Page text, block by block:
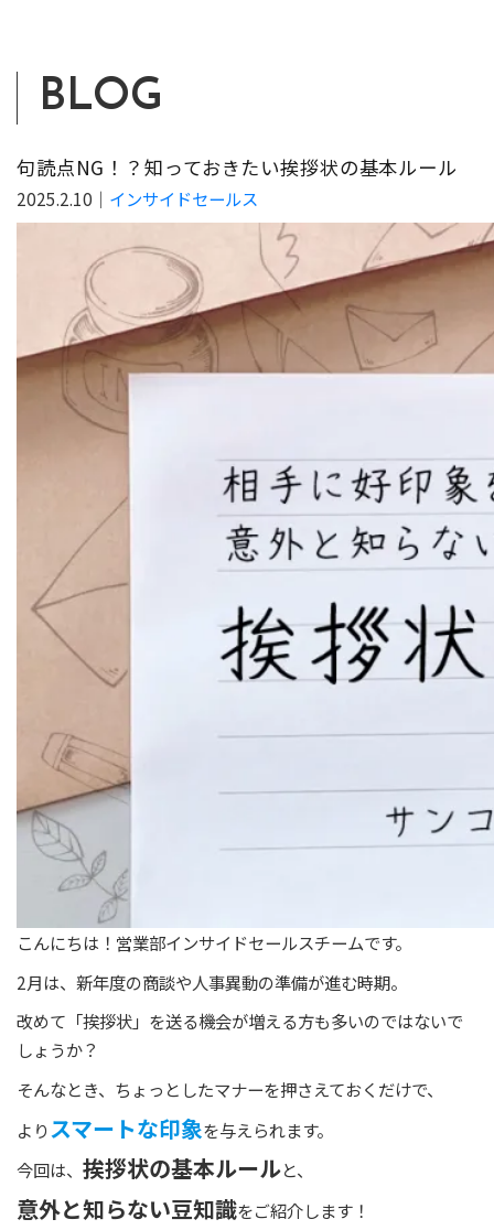
BLOG
句読点NG！？知っておきたい挨拶状の基本ルール
2025.2.10 ｜ インサイドセールス
こんにちは！営業部インサイドセールスチームです。
2月は、新年度の商談や人事異動の準備が進む時期。
改めて「挨拶状」を送る機会が増える方も多いのではないで
しょうか？
そんなとき、ちょっとしたマナーを押さえておくだけで、
よりスマートな印象を与えられます。
今回は、 挨拶状の基本ルールと、
意外と知らない豆知識をご紹介します！